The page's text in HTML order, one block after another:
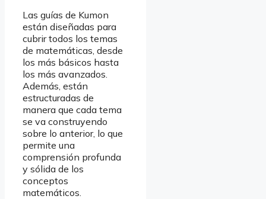
Las guías de Kumon
están diseñadas para
cubrir todos los temas
de matemáticas, desde
los más básicos hasta
los más avanzados.
Además, están
estructuradas de
manera que cada tema
se va construyendo
sobre lo anterior, lo que
permite una
comprensión profunda
y sólida de los
conceptos
matemáticos.